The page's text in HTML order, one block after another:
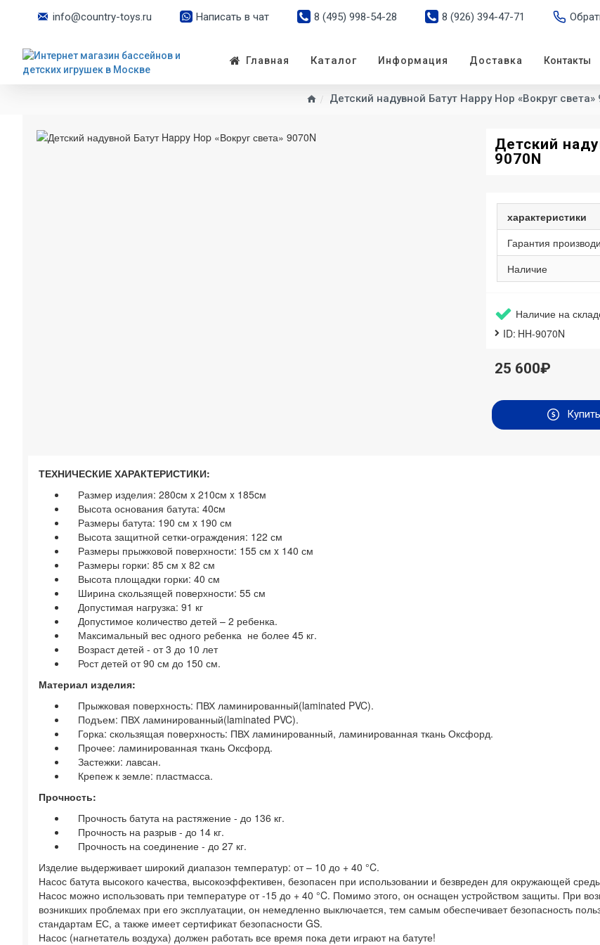
info@country-toys.ru Написать в чат 8 (495) 998-54-28 8 (926) 394-47-71
Главная Каталог Информация Доставка Контакты
Детский надувной Батут Happy Hop «Вокруг света»
Детский
9070N
Наличие на
ID: HH-9070N
25 600₽
характеристики
Гарантия
Наличие
ТЕХНИЧЕСКИЕ ХАРАКТЕРИСТИКИ:
Размер изделия: 280cм x 210cм x 185cм
Высота основания батута: 40cм
Размеры батута: 190 см x 190 см
Высота защитной сетки-ограждения: 122 см
Размеры прыжковой поверхности: 155 см x 140 см
Размеры горки: 85 см x 82 см
Высота площадки горки: 40 см
Ширина скользящей поверхности: 55 см
Допустимая нагрузка: 91 кг
Допустимое количество детей – 2 ребенка.
Максимальный вес одного ребенка не более 45 кг.
Возраст детей - от 3 до 10 лет
Рост детей от 90 см до 150 см.
Материал изделия:
Прыжковая поверхность: ПВХ ламинированный(laminated PVC).
Подъем: ПВХ ламинированный(laminated PVC).
Горка: скользящая поверхность: ПВХ ламинированный, ламинированная ткань Оксфорд.
Прочее: ламинированная ткань Оксфорд.
Застежки: лавсан.
Крепеж к земле: пластмасса.
Прочность:
Прочность батута на растяжение - до 136 кг.
Прочность на разрыв - до 14 кг.
Прочность на соединение - до 27 кг.
Изделие выдерживает широкий диапазон температур: от – 10 до + 40 °C.
Насос батута высокого качества, высокоэффективен, безопасен при использовании и безвреден для окружающей
Насос можно использовать при температуре от -15 до + 40 °C. Помимо этого, он оснащен устройством защиты. При
возникших проблемах при его эксплуатации, он немедленно выключается, тем самым обеспечивает безопасность
стандартам ЕС, а также имеет сертификат безопасности GS.
Насос (нагнетатель воздуха) должен работать все время пока дети играют на батуте!